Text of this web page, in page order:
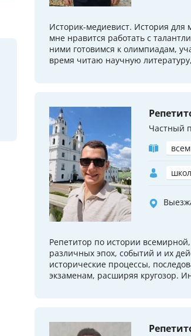
Историк-медиевист. История
мне нравится работать с
ними готовимся к олимпиадам,
время читаю научную
Частный
Репетитор по истории
различных эпох, событий и их
исторические процессы,
экзаменам, расширяя кругозор.